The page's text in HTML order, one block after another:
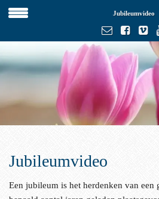
Jubileumvideo
Jubileumvideo
Een jubileum is het herdenken van een